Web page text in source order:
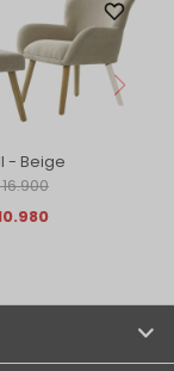
- Beige
16.900